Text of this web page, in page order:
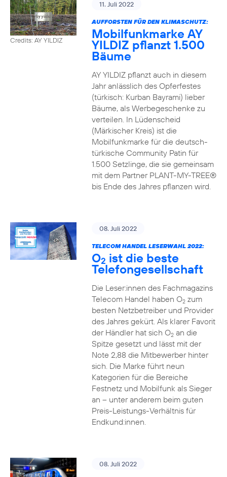
Credits: AY YILDIZ
11. Juli 2022
AUFFORSTEN FÜR DEN KLIMASCHUTZ:
Mobilfunkmarke AY
YILDIZ pflanzt 1.500
Bäume
AY YILDIZ pflanzt auch in diesem
Jahr anlässlich des Opferfestes
(türkisch: Kurban Bayrami) lieber
Bäume, als Werbegeschenke zu
verteilen. In Lüdenscheid
(Märkischer Kreis) ist die
Mobilfunkmarke für die deutsch-
türkische Community Patin für
1.500 Setzlinge, die sie gemeinsam
mit dem Partner PLANT-MY-TREE®
bis Ende des Jahres pflanzen wird.
08. Juli 2022
TELECOM HANDEL LESERWAHL 2022:
O2 ist die beste
Telefongesellschaft
Die Leser:innen des Fachmagazins
Telecom Handel haben O2zum
besten Netzbetreiber und Provider
des Jahres gekürt. Als klarer Favorit
der Händler hat sich O2an die
Spitze gesetzt und lässt mit der
Note 2,88 die Mitbewerber hinter
sich. Die Marke führt neun
Kategorien für die Bereiche
Festnetz und Mobilfunk als Sieger
an – unter anderem beim guten
Preis-Leistungs-Verhältnis für
Endkund:innen.
08. Juli 2022